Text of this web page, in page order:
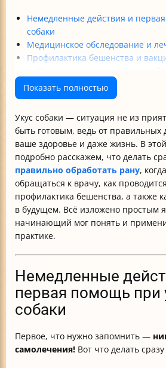
Немедленные действия и
собаки
Медицинское обследование и
Профилактика бешенства и
подозрении на бешенство
Профилактика укусов и
Итог: что делать, если укусила
Показать полностью
Укус собаки — ситуация не из
быть готовым, ведь от правильных
ваше здоровье и даже жизнь. В
подробно расскажем, что делать
правильно обработать рану,
обращаться к врачу, как
профилактика бешенства, а также
в будущем. Всё изложено простым
начинающий мог понять и
практике.
Немедленные
первая помощь при
собаки
Первое, что нужно запомнить —
самолечения! Вот что делать